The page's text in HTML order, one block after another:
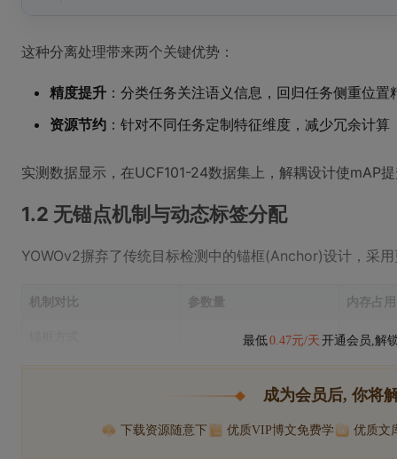
这种分离处理带来两个关键优势：
精度提升 ：分类任务关注语义信息，回归任务侧重位
资源节约 ：针对不同任务定制特征维度，减少冗余计算
实测数据显示，在UCF101-24数据集上，解耦设计使mAP
1.2 无锚点机制与动态标签分配
YOWOv2摒弃了传统目标检测中的锚框(Anchor)设计，采
机制对比 参数量 内存占用
最低0.47元/天 开通会员,解
成为会员后, 你将
下载资源随意下 优质VIP博文免费学 优质文